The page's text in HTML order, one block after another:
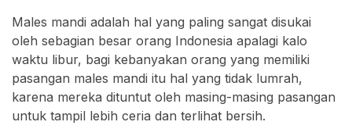
Males mandi adalah hal yang paling sangat disukai
oleh sebagian besar orang Indonesia apalagi kalo
waktu libur, bagi kebanyakan orang yang memiliki
pasangan males mandi itu hal yang tidak lumrah,
karena mereka dituntut oleh masing-masing pasangan
untuk tampil lebih ceria dan terlihat bersih.